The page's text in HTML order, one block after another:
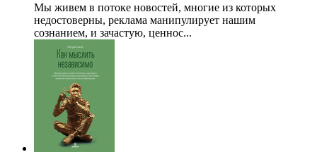
Мы живем в потоке новостей, многие из которых
недостоверны, реклама манипулирует нашим
сознанием, и зачастую, ценнос...